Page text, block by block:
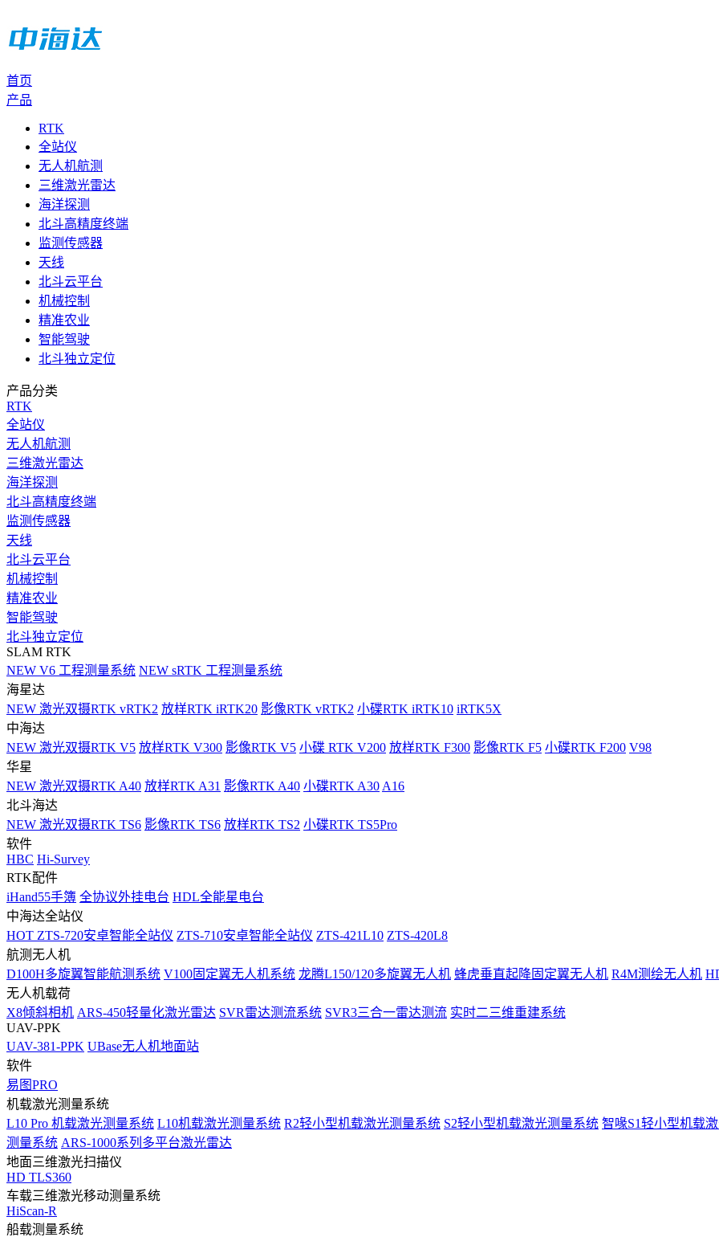
首页
产品
RTK
全站仪
无人机航测
三维激光雷达
海洋探测
北斗高精度终端
监测传感器
天线
北斗云平台
机械控制
精准农业
智能驾驶
北斗独立定位
产品分类
RTK
全站仪
无人机航测
三维激光雷达
海洋探测
北斗高精度终端
监测传感器
天线
北斗云平台
机械控制
精准农业
智能驾驶
北斗独立定位
SLAM RTK
NEW V6 工程测量系统 NEW sRTK 工程测量系统
海星达
NEW 激光双摄RTK vRTK2 放样RTK iRTK20 影像RTK vRTK2 小碟RTK iRTK10 iRTK5X
中海达
NEW 激光双摄RTK V5 放样RTK V300 影像RTK V5 小碟 RTK V200 放样RTK F300 影像RTK F5 小碟RTK F200 V98
华星
NEW 激光双摄RTK A40 放样RTK A31 影像RTK A40 小碟RTK A30 A16
北斗海达
NEW 激光双摄RTK TS6 影像RTK TS6 放样RTK TS2 小碟RTK TS5Pro
软件
HBC Hi-Survey
RTK配件
iHand55手簿 全协议外挂电台 HDL全能星电台
中海达全站仪
HOT ZTS-720安卓智能全站仪 ZTS-710安卓智能全站仪 ZTS-421L10 ZTS-420L8
航测无人机
D100H多旋翼智能航测系统 V100固定翼无人机系统 龙腾L150/120多旋翼无人机 蜂虎垂直起降固定翼无人机 R4M测绘无人机
无人机载荷
X8倾斜相机 ARS-450轻量化激光雷达 SVR雷达测流系统 SVR3三合一雷达测流 实时二三维重建系统
UAV-PPK
UAV-381-PPK UBase无人机地面站
软件
易图PRO
机载激光测量系统
L10 Pro 机载激光测量系统 L10机载激光测量系统 R2轻小型机载激光测量系统 S2轻小型机载激光测量系统 智喙S1轻小型机载
测量系统 ARS-1000系列多平台激光雷达
地面三维激光扫描仪
HD TLS360
车载三维激光移动测量系统
HiScan-R
船载测量系统